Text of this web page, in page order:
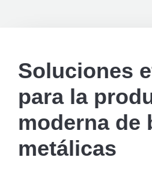
Soluciones
para la
moderna de
metálicas